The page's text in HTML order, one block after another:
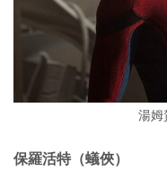
湯姆
保羅活特（蟻俠）